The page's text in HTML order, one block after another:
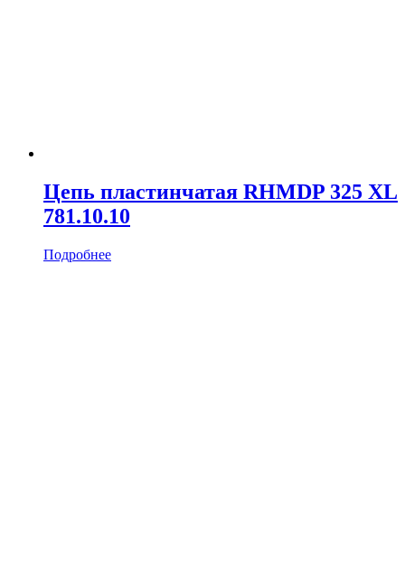
Цепь пластинчатая RHMDP 325 XL
781.10.10
Подробнее